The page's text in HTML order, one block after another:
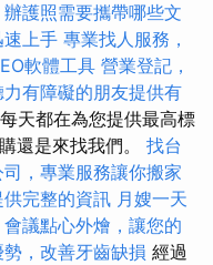
辦護照需要攜帶哪些文
上手 專業找人服務，
軟體工具 營業登記，
有障礙的朋友提供有
天都在為您提供最高標
還是來找我們。 找台
，專業服務讓你搬家
完整的資訊 月嫂一天
會議點心外燴，讓您的
，改善牙齒缺損 經過